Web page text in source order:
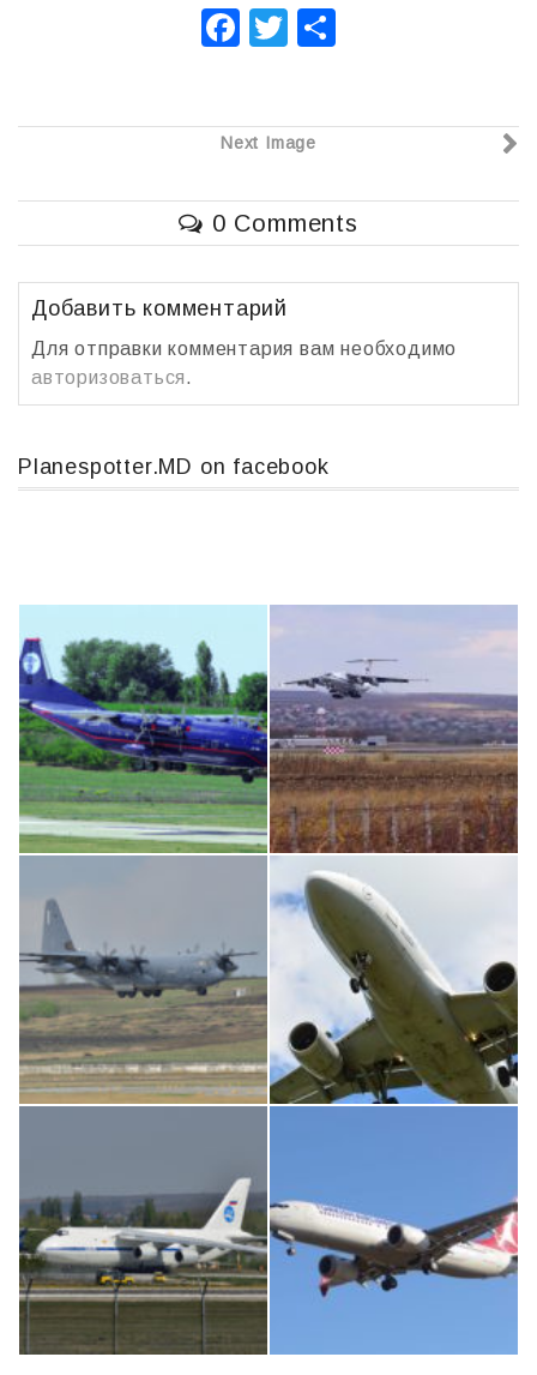
F
e
o
o
k
T
er
в
и
т
ь
Next Image
0 Comments
Добавить комментарий
Для отправки комментария вам необходимо
авторизоваться.
Planespotter.MD on facebook
An12, UR-CGV IL76, RA-78844